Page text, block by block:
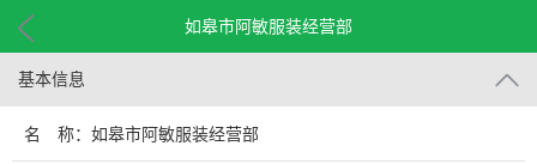
如皋市阿敏服装经营部
基本信息
名 称：如皋市阿敏服装经营部